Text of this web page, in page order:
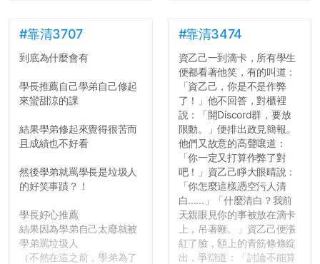
長作弊的風氣。
反正老人我明天就要搬離新
竹，之後如何發展與我無
關，就當最後一天發個牢騷
吧XD，祝學弟妹們修課順利
~~...
#靠清3707
到底為什麼會有
學長推薦自己學弟自己修起
來蠻甜涼的課
結果學弟修起來覺得很苦而
且成績也不好看
然後學弟就罵學長是垃圾人
的好笑事蹟？！
學長好心推薦
結果因為學弟自己太廢就被
學弟罵垃圾人
（不然在這之前，學弟為了
#靠清3474
資乙己一到滴卡，所有學生
便都看著他笑，有的叫道：
「資乙己，你是不是作弊
了！」他不回答，對櫃裡
說：「開Discord群，要放
限動。」便排出政見簡報。
他們又故意的高聲嚷道：
「你一定又打算作弊了對
吧！」資乙己睜大眼晴說：
「你怎麼這樣憑空污人清
白......」「什麼清白？我前
天親眼見你的事被放在滴卡
上，吊著鞭。」資乙己便漲
紅了臉，額上的青筋條條綻
出，爭辯道：「討論不能算